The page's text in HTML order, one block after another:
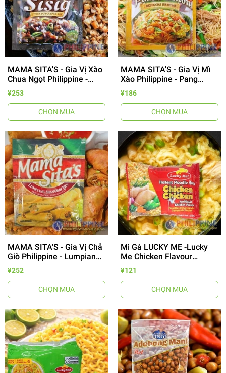
MAMA SITA'S - Gia Vị Xào
Chua Ngọt Philippine -
Capampangan Sisig 40g
¥253
CHỌN MUA
MAMA SITA'S - Gia Vị Mì
Xào Philippine - Pang
Bihon Mix 40g
¥186
CHỌN MUA
MAMA SITA'S - Gia Vị Chả
Giò Philippine - Lumpiang
Shanghai Mix 40g
¥252
CHỌN MUA
Mì Gà LUCKY ME -Lucky
Me Chicken Flavour
Noodles
¥121
CHỌN MUA